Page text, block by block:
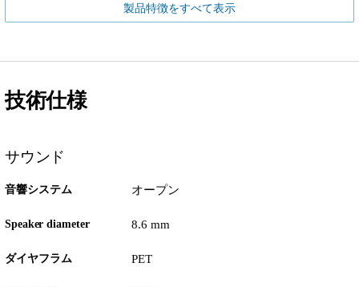
製品特徴をすべて表示
技術仕様
サウンド
音響システム オープン
Speaker diameter 8.6 mm
ダイヤフラム PET